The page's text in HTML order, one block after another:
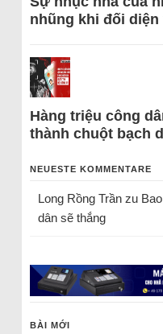
nhũng khi đối
Hàng triệu công
thành chuột bạch
NEUESTE KOMMENTARE
Long Rồng Trầnzu
dân sẽ thắng
BÀI MỚI